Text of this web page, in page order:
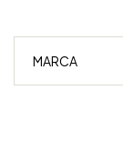
MARCA